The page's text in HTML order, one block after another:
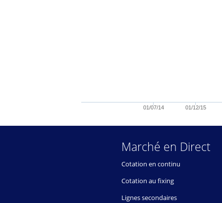
01/07/14 01/12/15
Marché en Direct
Cotation en continu
Cotation au fixing
Lignes secondaires